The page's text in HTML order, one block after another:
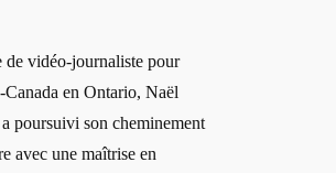
de vidéo-journaliste pour
Canada en Ontario, Naël
poursuivi son cheminement
avec une maîtrise en